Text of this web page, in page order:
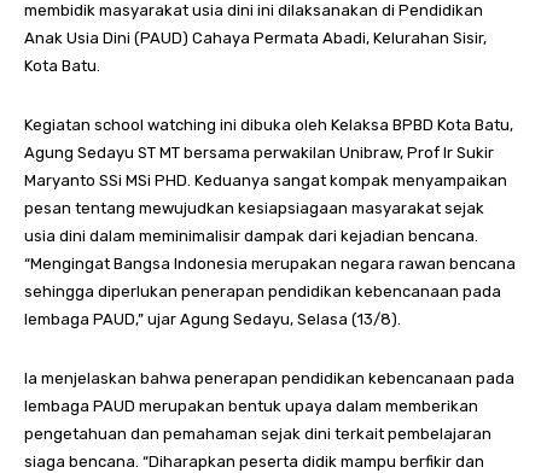
membidik masyarakat usia dini ini dilaksanakan di Pendidikan
Anak Usia Dini (PAUD) Cahaya Permata Abadi, Kelurahan Sisir,
Kota Batu.
Kegiatan school watching ini dibuka oleh Kelaksa BPBD Kota Batu,
Agung Sedayu ST MT bersama perwakilan Unibraw, Prof Ir Sukir
Maryanto SSi MSi PHD. Keduanya sangat kompak menyampaikan
pesan tentang mewujudkan kesiapsiagaan masyarakat sejak
usia dini dalam meminimalisir dampak dari kejadian bencana.
“Mengingat Bangsa Indonesia merupakan negara rawan bencana
sehingga diperlukan penerapan pendidikan kebencanaan pada
lembaga PAUD,” ujar Agung Sedayu, Selasa (13/8).
Ia menjelaskan bahwa penerapan pendidikan kebencanaan pada
lembaga PAUD merupakan bentuk upaya dalam memberikan
pengetahuan dan pemahaman sejak dini terkait pembelajaran
siaga bencana. “Diharapkan peserta didik mampu berfikir dan